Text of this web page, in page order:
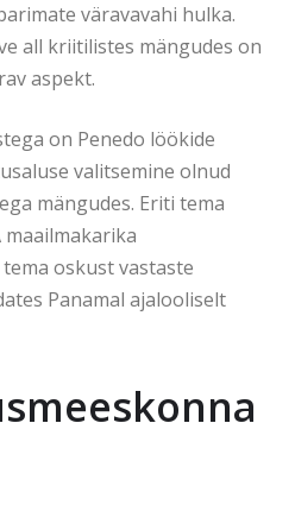
väravavahi hulka.
all kriitilistes mängudes on
aspekt.
on Penedo löökide
valitsemine olnud
mängudes. Eriti tema
maailmakarika
oskust vastaste
Panamal ajalooliselt